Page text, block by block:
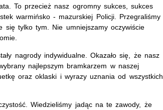
To przecież nasz ogromny sukces, sukces
warmińsko - mazurskiej Policji. Przegraliśmy
się tylko tym. Nie umniejszamy oczywiście
nagrody indywidualne. Okazało się, że nasz
najlepszym bramkarzem w naszej
oraz oklaski i wyrazy uznania od wszystkich
Wiedzieliśmy jadąc na te zawody, że